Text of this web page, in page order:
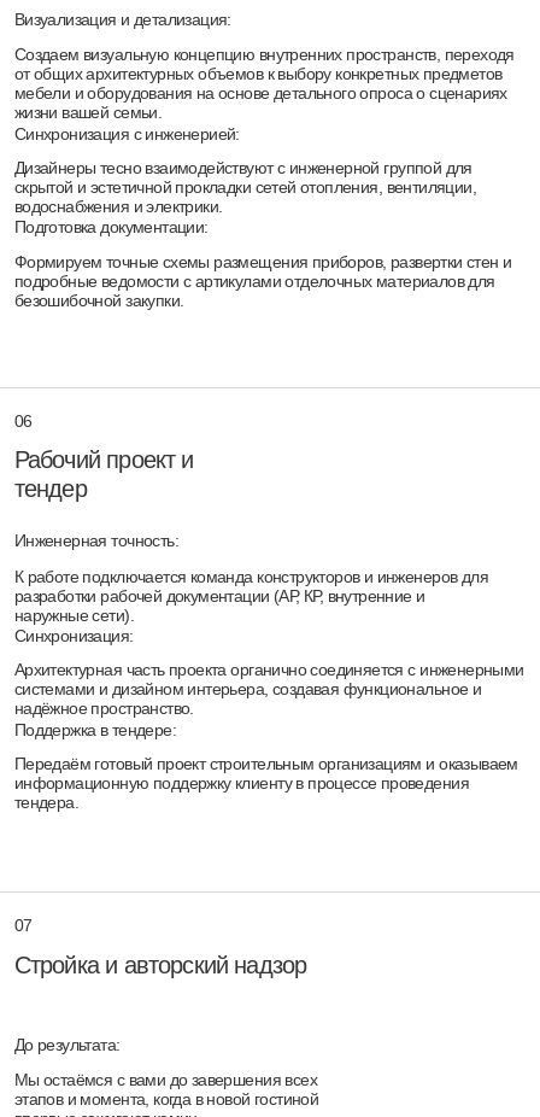
материалов, освещения, мебели и техники. Формируем точные
технические задания для профильных поставщиков.
Подбор и спецификации:
Следим за тем, чтобы закупаемые подрядчиками элементы строго
отвечали нашему проекту, исключая любые визуальные
Контроль соответствия:
Проводим итоговый архитектурный осмотр готового пространства.
Вы принимаете эстетически выверенный объект, на 100%
соответствующий изначальной концепции.
Финальная приёмка:
Рассчитайте стоимость
комплексного проектирования дома и
архитектора